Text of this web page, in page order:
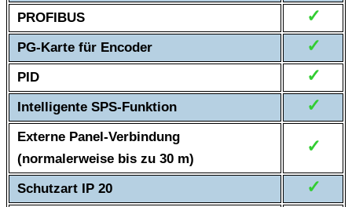
PROFIBUS ✓
PG-Karte für Encoder ✓
PID ✓
Intelligente SPS-Funktion ✓
Externe Panel-Verbindung
(normalerweise bis zu 30 m)
✓
Schutzart IP 20 ✓